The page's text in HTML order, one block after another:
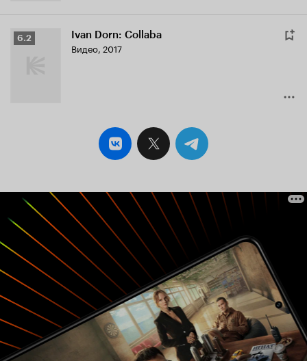
Рейтинг
6.2 Ivan Dorn: Collaba
Видео, 2017